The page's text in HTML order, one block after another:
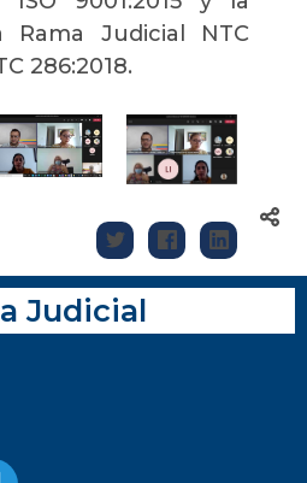
Judicial NTC
286:2018.
Judicial